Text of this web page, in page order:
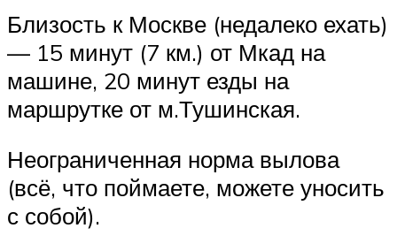
Близость к Москве (недалеко ехать)
— 15 минут (7 км.) от Мкад на
машине, 20 минут езды на
маршрутке от м.Тушинская.
Неограниченная норма вылова
(всё, что поймаете, можете уносить
с собой).